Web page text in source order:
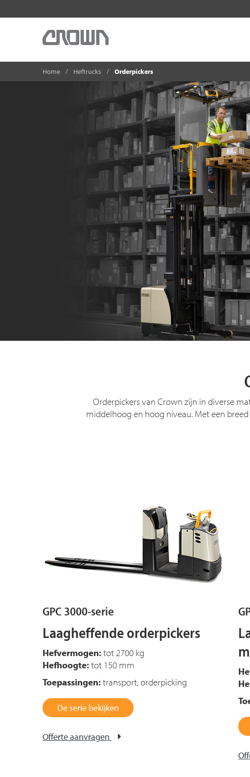
Home Heftrucks Orderpickers
Orderpickers van Crown zijn in diverse
middelhoog en hoog niveau. Met een
GPC 3000-serie
Laagheffende orderpickers
Hefvermogen:tot 2700 kg
Hefhoogte:tot 150 mm
Toepassingen:transport, orderpicking
De serie bekijken
Offerte aanvragen